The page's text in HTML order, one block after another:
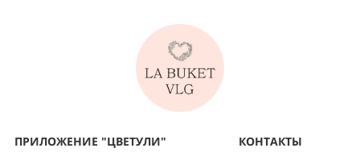
ПРИЛОЖЕНИЕ "ЦВЕТУЛИ"
КОНТАКТЫ